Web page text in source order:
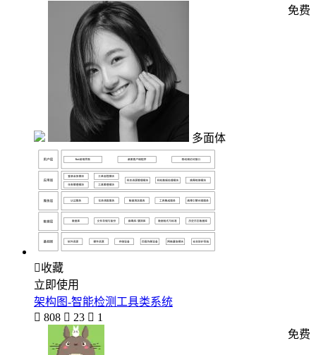
多面体
免费
收藏
立即使用
架构图-智能检测工具类系统
 808  23  1
免费